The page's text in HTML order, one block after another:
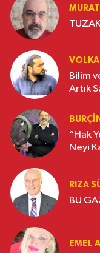
Bilim
Artık
“Hak
Neyi
RIZA
BU
EMEL